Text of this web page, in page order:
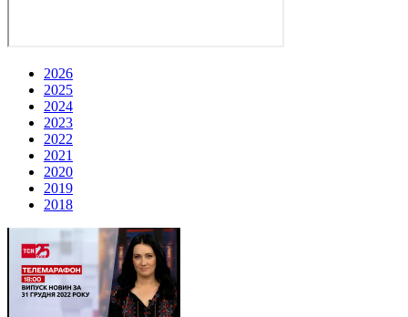
2026
2025
2024
2023
2022
2021
2020
2019
2018